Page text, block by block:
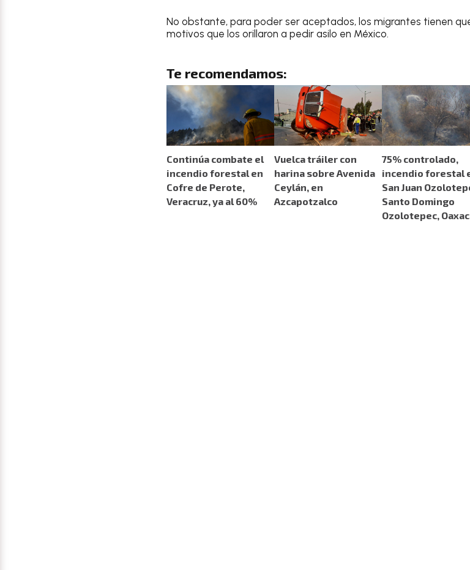
No obstante, para poder ser aceptados, los migrantes tienen
motivos que los orillaron a pedir asilo en México.
Te recomendamos:
Continúa combate el
incendio forestal en
Cofre de Perote,
Veracruz, ya al 60%
Vuelca tráiler con
harina sobre Avenida
Ceylán, en
Azcapotzalco
75% controlado,
incendio forestal
San Juan
Santo Domingo
Ozolotepec,